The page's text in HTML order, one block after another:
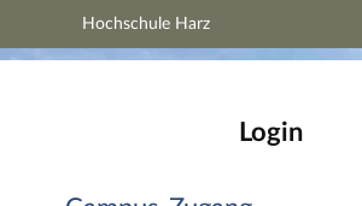
Hauptnavigation
Fußzeile
Hochschule Harz
Login